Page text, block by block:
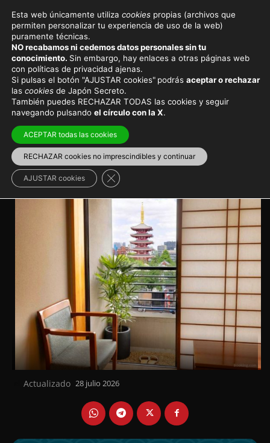
Viajar a Japón Destinos principales
Ryokan en Tokio, dormir en
los mejores alojamientos
tradicionales
Alojamientos tradicionales japoneses en una de las
ciudades más modernas y futuristas del mundo
Región de Kantō > Tokio
Actualizado 28 julio 2026
Esta web únicamente utiliza cookies propias (archivos que
permiten personalizar tu experiencia de uso de la web)
puramente técnicas.
NO recabamos ni cedemos datos personales sin tu
conocimiento. Sin embargo, hay enlaces a otras páginas web
con políticas de privacidad ajenas.
Si pulsas el botón "AJUSTAR cookies" podrás aceptar o rechazar
las cookies de Japón Secreto.
También puedes RECHAZAR TODAS las cookies y seguir
navegando pulsando el círculo con la X.
ACEPTAR todas las cookies
RECHAZAR cookies no imprescindibles y continuar
AJUSTAR cookies Cerrar el banner de cookies RGPD